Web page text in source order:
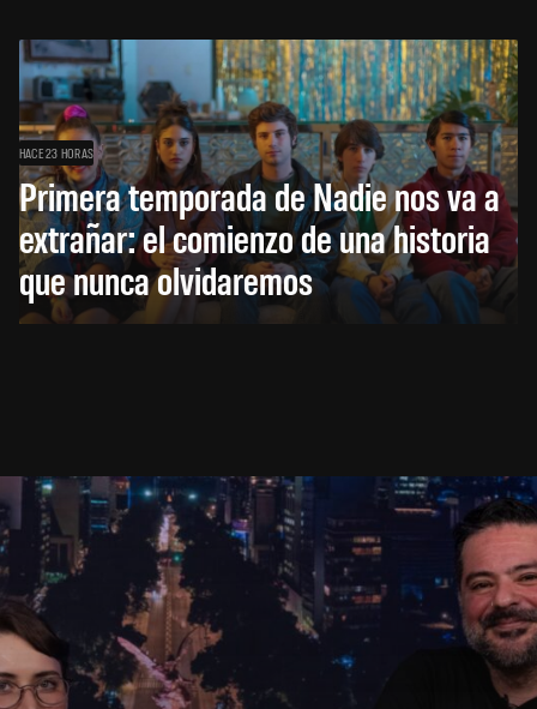
HACE 23 HORAS
Primera temporada de Nadie nos va a
extrañar: el comienzo de una historia
que nunca olvidaremos